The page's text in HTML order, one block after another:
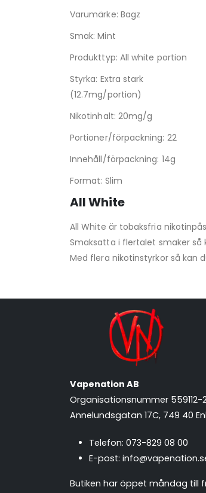
Varumärke: Bagz
Smak: Mint
Produkttyp: All white portion
Styrka: Extra stark
(12.7mg/portion)
Nikotinhalt: 20mg/g
Portioner/förpackning: 22
Innehåll/förpackning: 14g
Format: Slim
All White
All White är tobaksfria
Smaksatta i flertalet smaker så
Med flera nikotinstyrkor så kan
Vapenation AB
Organisationsnummer 559112-
Annelundsgatan 17C, 749 40
Telefon: 073-829 08 00
E-post:
Butiken har öppet måndag till